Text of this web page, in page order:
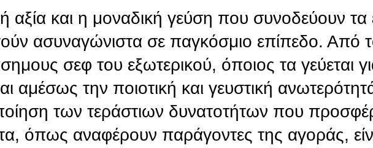
αξία και η μοναδική γεύση που συνοδεύουν τα
ασυναγώνιστα σε παγκόσμιο επίπεδο. Από
σεφ του εξωτερικού, όποιος τα γεύεται
αμέσως την ποιοτική και γευστική
των τεράστιων δυνατοτήτων που
όπως αναφέρουν παράγοντες της αγοράς,